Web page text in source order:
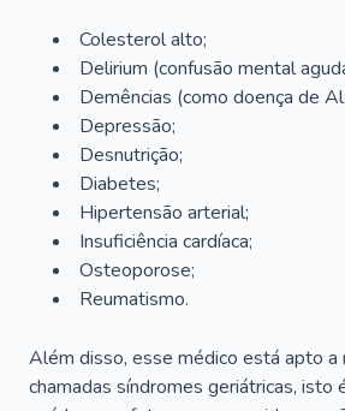
Colesterol alto;
Delirium (confusão mental
Demências (como doença de
Depressão;
Desnutrição;
Diabetes;
Hipertensão arterial;
Insuficiência cardíaca;
Osteoporose;
Reumatismo.
Além disso, esse médico está apto a
chamadas síndromes geriátricas, isto